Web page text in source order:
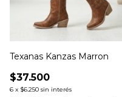
Texanas Kanzas Marron
$37.500
6 x $6.250 sin interés